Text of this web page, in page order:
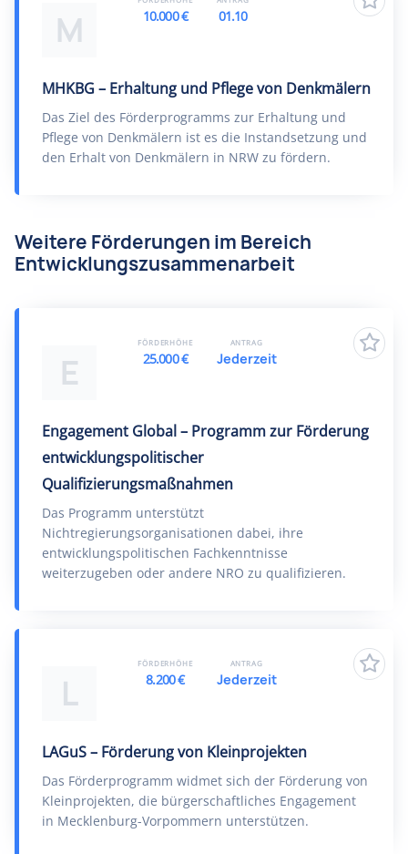
M
MHKBG – Erhaltung und Pflege von Denkmälern
Das Ziel des Förderprogramms zur Erhaltung und
Pflege von Denkmälern ist es die Instandsetzung und
den Erhalt von Denkmälern in NRW zu fördern.
10.000 € 01.10
Weitere Förderungen im Bereich
Entwicklungszusammenarbeit
E
Engagement Global – Programm zur Förderung
entwicklungspolitischer
Qualifizierungsmaßnahmen
Das Programm unterstützt
Nichtregierungsorganisationen dabei, ihre
entwicklungspolitischen Fachkenntnisse
weiterzugeben oder andere NRO zu qualifizieren.
FÖRDERHÖHE
25.000 €
ANTRAG
Jederzeit
L
LAGuS – Förderung von Kleinprojekten
Das Förderprogramm widmet sich der Förderung von
Kleinprojekten, die bürgerschaftliches Engagement
in Mecklenburg-Vorpommern unterstützen.
FÖRDERHÖHE
8.200 €
ANTRAG
Jederzeit